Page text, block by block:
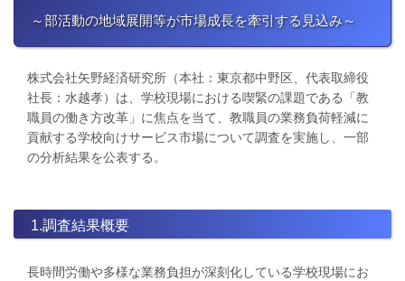
～部活動の地域展開等が市場成長を牽引する見込み～
株式会社矢野経済研究所（本社：東京都中野区、代表取締役
社長：水越孝）は、学校現場における喫緊の課題である「教
職員の働き方改革」に焦点を当て、教職員の業務負荷軽減に
貢献する学校向けサービス市場について調査を実施し、一部
の分析結果を公表する。
1.調査結果概要
長時間労働や多様な業務負担が深刻化している学校現場にお